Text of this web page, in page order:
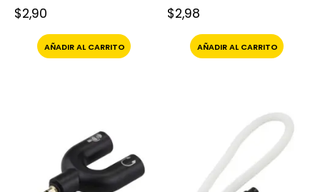
$2,90
AÑADIR AL CARRITO
$2,98
AÑADIR AL CARRITO